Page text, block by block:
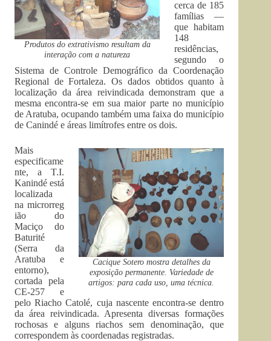
Produtos do extrativismo resultam da
interação com a natureza
cerca de 185
famílias —
que habitam
148
residências,
segundo o
Sistema de Controle Demográfico da Coordenação
Regional de Fortaleza. Os dados obtidos quanto à
localização da área reivindicada demonstram que a
mesma encontra-se em sua maior parte no município
de Aratuba, ocupando também uma faixa do município
de Canindé e áreas limítrofes entre os dois.
Cacique Sotero mostra detalhes da
exposição permanente. Variedade de
artigos: para cada uso, uma técnica.
Mais
especificame
nte, a T.I.
Kanindé está
localizada
na microrreg
ião do
Maciço do
Baturité
(Serra da
Aratuba e
entorno),
cortada pela
CE-257 e
pelo Riacho Catolé, cuja nascente encontra-se dentro
da área reivindicada. Apresenta diversas formações
rochosas e alguns riachos sem denominação, que
correspondem às coordenadas registradas.